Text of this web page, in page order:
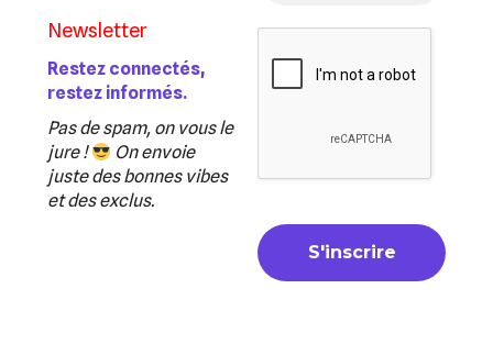
Newsletter
Restez connectés,
restez informés.
Pas de spam, on vous le
jure !
On envoie
juste des bonnes vibes
et des exclus.